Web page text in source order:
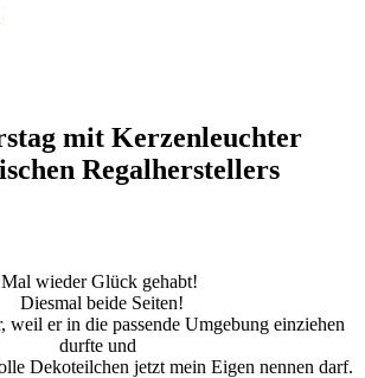
mit Kerzenleuchter
Regalherstellers
Mal wieder Glück gehabt!
Diesmal beide Seiten!
weil er in die passende Umgebung einziehen
durfte und
Dekoteilchen jetzt mein Eigen nennen darf.